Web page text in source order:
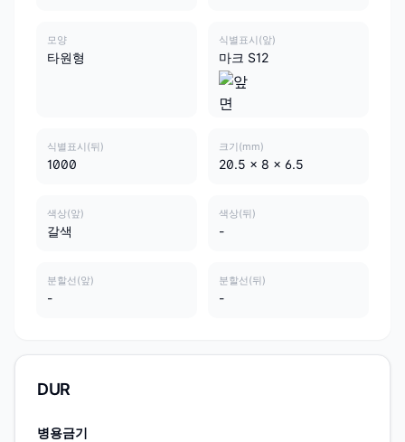
모양
타원형
식별표시(앞)
마크 S12
식별표시(뒤)
1000
크기(mm)
20.5 x 8 x 6.5
색상(앞)
갈색
색상(뒤)
-
분할선(앞)
-
분할선(뒤)
-
DUR
병용금기